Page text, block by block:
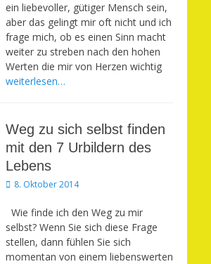
ein liebevoller, gütiger Mensch sein,
aber das gelingt mir oft nicht und ich
frage mich, ob es einen Sinn macht
weiter zu streben nach den hohen
Werten die mir von Herzen wichtig
weiterlesen…
Weg zu sich selbst finden
mit den 7 Urbildern des
Lebens
Veröffentlicht
8. Oktober 2014
Wie finde ich den Weg zu mir
selbst? Wenn Sie sich diese Frage
stellen, dann fühlen Sie sich
momentan von einem liebenswerten